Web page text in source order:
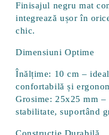
Finisajul negru mat
integrează ușor în
chic.
Dimensiuni Optime
Înălțime: 10 cm –
confortabilă și
Grosime: 25x25 mm –
stabilitate, suportând